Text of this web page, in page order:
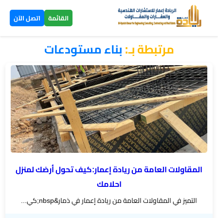
القائمة اتصل الآن ×
تصاميم
ومخططات▼
بناء
عظم
اليمن
بناء
مفتاح
مرتبطة بـ:بناء مستودعات
المقاولات العامة من ريادة إعمار:كيف تحول أرضك لمنزل
احلامك
التميز في المقاولات العامة من ريادة إعمار في ذمار&nbsp;كي...